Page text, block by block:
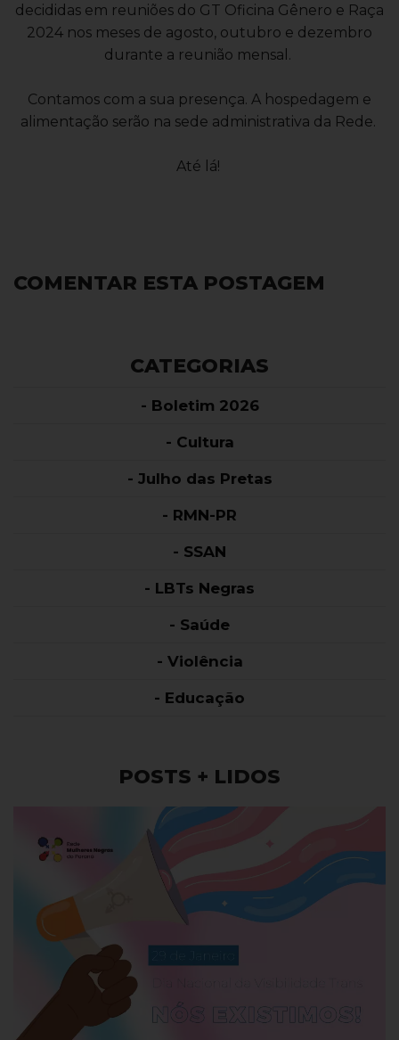
decididas em reuniões do GT Oficina Gênero e Raça
2024 nos meses de agosto, outubro e dezembro
durante a reunião mensal.
Contamos com a sua presença. A hospedagem e
alimentação serão na sede administrativa da Rede.
Até lá!
COMENTAR ESTA POSTAGEM
CATEGORIAS
- Boletim 2026
- Cultura
- Julho das Pretas
- RMN-PR
- SSAN
- LBTs Negras
- Saúde
- Violência
- Educação
POSTS + LIDOS